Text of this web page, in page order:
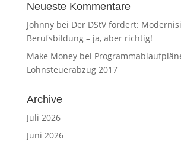
Neueste Kommentare
Johnnybei Der DStV fordert:
Berufsbildung – ja, aber richtig!
Make Moneybei
Lohnsteuerabzug 2017
Archive
Juli 2026
Juni 2026